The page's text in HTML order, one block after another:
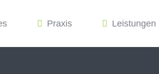
Praxis Leistungen